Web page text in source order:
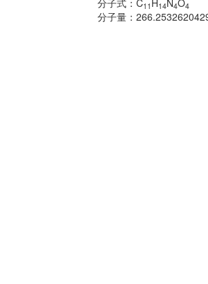
分子式：C11 H14N4O4
分子量：